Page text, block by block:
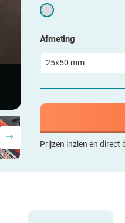
Afmeting
Prijzen inzien en direct